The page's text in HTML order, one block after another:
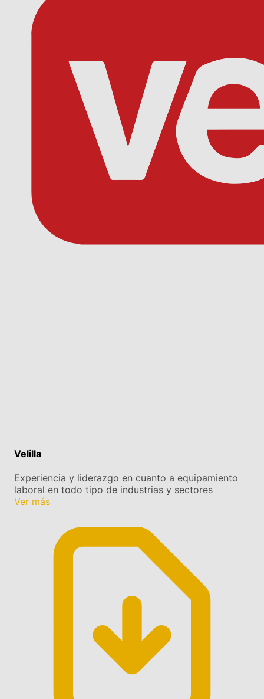
Velilla
Experiencia y liderazgo en cuanto a equipamiento
laboral en todo tipo de industrias y sectores
Ver más